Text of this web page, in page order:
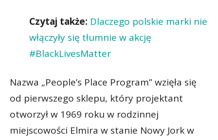
Czytaj także: Dlaczego polskie marki nie
włączyły się tłumnie w akcję
#BlackLivesMatter
Nazwa „People’s Place Program” wzięła się
od pierwszego sklepu, który projektant
otworzył w 1969 roku w rodzinnej
miejscowości Elmira w stanie Nowy Jork w